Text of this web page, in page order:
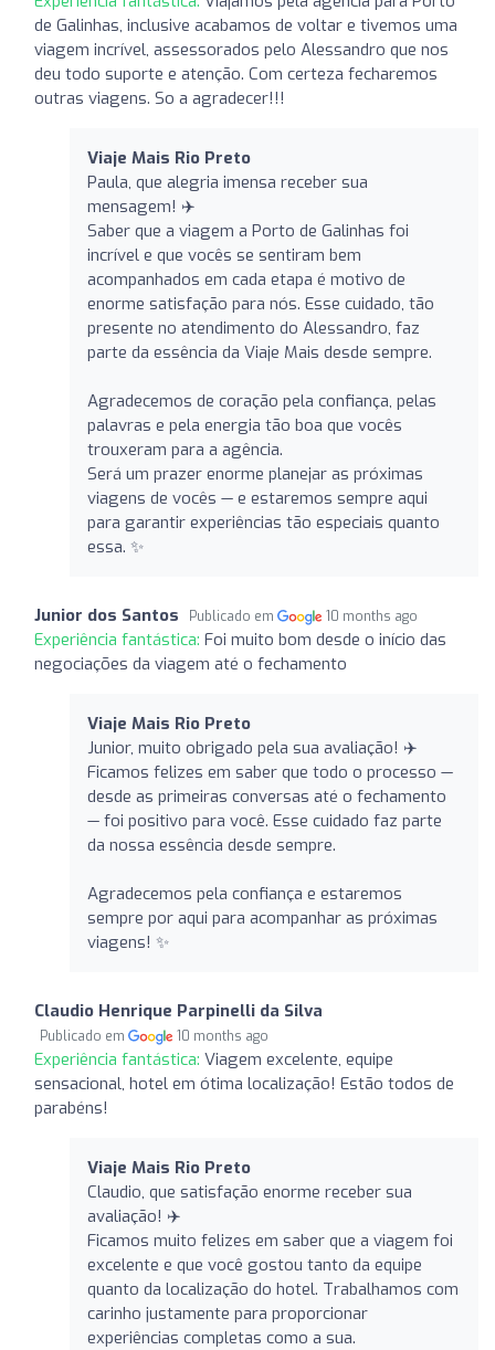
de Galinhas, inclusive acabamos de voltar e tivemos uma
viagem incrível, assessorados pelo Alessandro que nos
deu todo suporte e atenção. Com certeza fecharemos
outras viagens. So a agradecer!!!
Viaje Mais Rio Preto
Paula, que alegria imensa receber sua
mensagem! ✈️
Saber que a viagem a Porto de Galinhas foi
incrível e que vocês se sentiram bem
acompanhados em cada etapa é motivo de
enorme satisfação para nós. Esse cuidado, tão
presente no atendimento do Alessandro, faz
parte da essência da Viaje Mais desde sempre.
Agradecemos de coração pela confiança, pelas
palavras e pela energia tão boa que vocês
trouxeram para a agência.
Será um prazer enorme planejar as próximas
viagens de vocês — e estaremos sempre aqui
para garantir experiências tão especiais quanto
essa. ✨
Junior dos Santos Publicado em 10 months ago
Experiência fantástica: Foi muito bom desde o início das
negociações da viagem até o fechamento
Viaje Mais Rio Preto
Junior, muito obrigado pela sua avaliação! ✈️
Ficamos felizes em saber que todo o processo —
desde as primeiras conversas até o fechamento
— foi positivo para você. Esse cuidado faz parte
da nossa essência desde sempre.
Agradecemos pela confiança e estaremos
sempre por aqui para acompanhar as próximas
viagens! ✨
Claudio Henrique Parpinelli da Silva
Publicado em 10 months ago
Experiência fantástica: Viagem excelente, equipe
sensacional, hotel em ótima localização! Estão todos de
parabéns!
Viaje Mais Rio Preto
Claudio, que satisfação enorme receber sua
avaliação! ✈️
Ficamos muito felizes em saber que a viagem foi
excelente e que você gostou tanto da equipe
quanto da localização do hotel. Trabalhamos com
carinho justamente para proporcionar
experiências completas como a sua.